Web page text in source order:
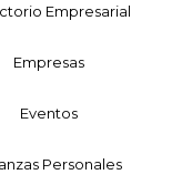
Empresarial
Empresas
Eventos
Personales